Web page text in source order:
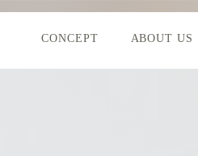
CONCEPT ABOUT US